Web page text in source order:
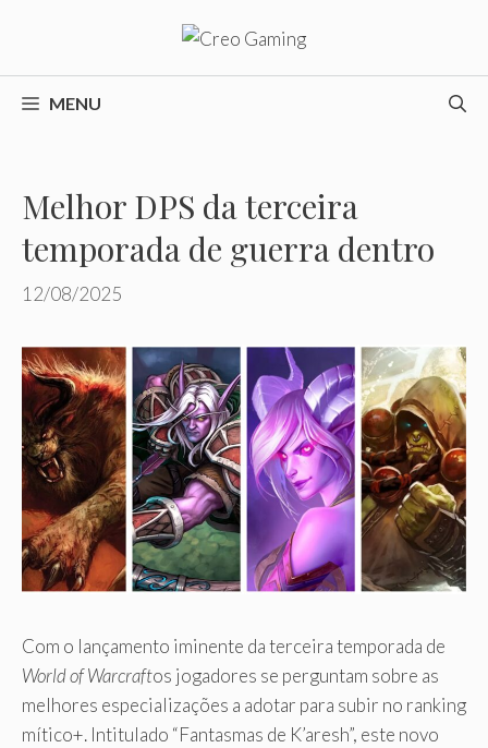
o
conteúdoMENU
Melhor DPS da terceira
temporada de guerra dentro
12/08/2025
Com o lançamento iminente da terceira temporada de
World of Warcraftos jogadores se perguntam sobre as
melhores especializações a adotar para subir no ranking
mítico+. Intitulado “Fantasmas de K’aresh”, este novo